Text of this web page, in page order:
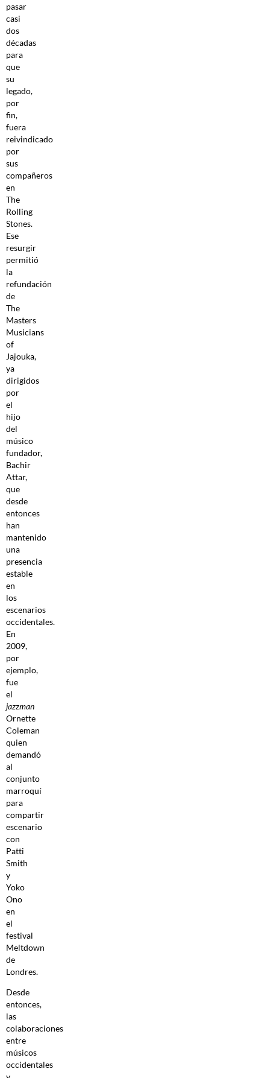
pasar
casi
dos
décadas
para
que
su
legado,
por
fin,
fuera
reivindicado
por
sus
compañeros
en
The
Rolling
Stones.
Ese
resurgir
permitió
la
refundación
de
The
Masters
Musicians
of
Jajouka,
ya
dirigidos
por
el
hijo
del
músico
fundador,
Bachir
Attar,
que
desde
entonces
han
mantenido
una
presencia
estable
en
los
escenarios
occidentales.
En
2009,
por
ejemplo,
fue
el
jazzman
Ornette
Coleman
quien
demandó
al
conjunto
marroquí
para
compartir
escenario
con
Patti
Smith
y
Yoko
Ono
en
el
festival
Meltdown
de
Londres.
Desde
entonces,
las
colaboraciones
entre
músicos
occidentales